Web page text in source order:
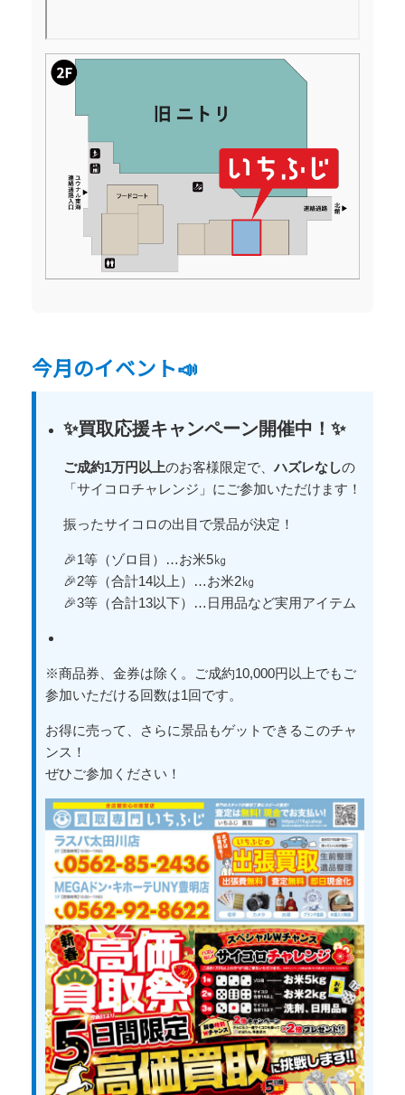
今月のイベント📣
✨買取応援キャンペーン開催中！✨
ご成約1万円以上のお客様限定で、ハズレなしの
「サイコロチャレンジ」にご参加いただけます！
振ったサイコロの出目で景品が決定！
🎉1等（ゾロ目）…お米5㎏
🎉2等（合計14以上）…お米2㎏
🎉3等（合計13以下）…日用品など実用アイテム
※商品券、金券は除く。ご成約10,000円以上でもご
参加いただける回数は1回です。
お得に売って、さらに景品もゲットできるこのチャ
ンス！
ぜひご参加ください！